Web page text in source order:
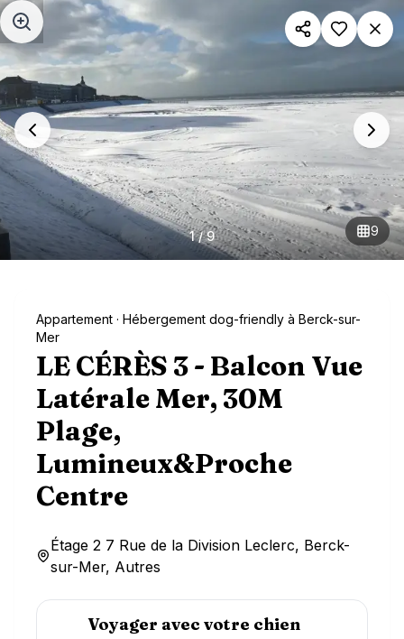
Aller au contenu principal
1/9 9
Appartement · Hébergement dog-friendly à Berck-sur-
Mer
LE CÉRÈS 3 - Balcon Vue
Latérale Mer, 30M
Plage,
Lumineux&Proche
Centre
Étage 2 7 Rue de la Division Leclerc, Berck-
sur-Mer, Autres
Voyager avec votre chien